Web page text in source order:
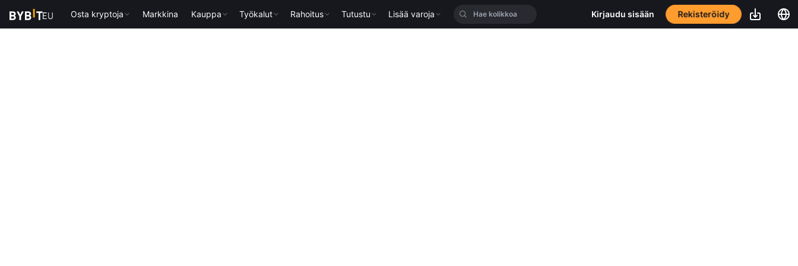
Osta kryptoja Markkina Kauppa Työkalut Rahoitus Tutustu Lisää varoja Kirjaudu sisään Rekisteröidy